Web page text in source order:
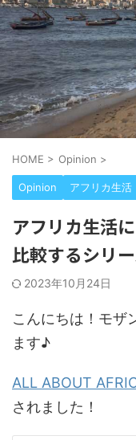
HOME > Opinion >
Opinion アフリカ生活
アフリカ生活
比較するシリ
2023年10月24日
こんにちは！モザ
ます♪
ALL ABOUT
されました！